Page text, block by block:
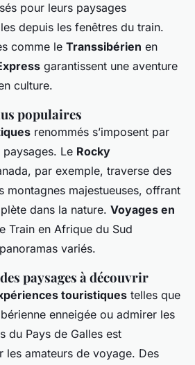
pour leurs paysages
depuis les fenêtres du train.
comme le Transsibérien en
garantissent une aventure
culture.
populaires
renommés s’imposent par
Le Rocky
par exemple, traverse des
montagnes majestueuses, offrant
dans la nature. Voyages en
Train en Afrique du Sud
variés.
paysages à découvrir
touristiques telles que
enneigée ou admirer les
du Pays de Galles est
les amateurs de voyage. Des